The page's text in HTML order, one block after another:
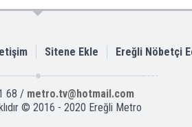
Sitene Ekle Ereğli Nöbetçi
68 / metro.tv@hotmail.com
© 2016 - 2020 Ereğli Metro